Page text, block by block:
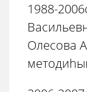
1988-
Олесова